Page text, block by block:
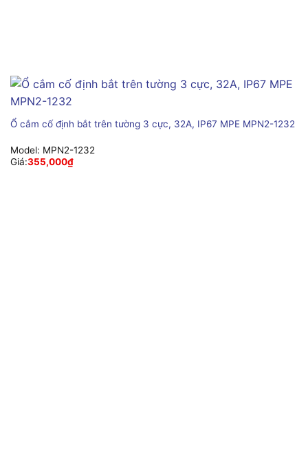
Ổ cắm cố định bắt trên tường 3 cực, 32A, IP67 MPE MPN2-1232
Model: MPN2-1232
Giá:355,000₫